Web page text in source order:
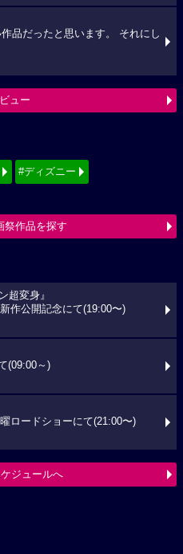
品だったと思います。 それにし
ュー
#ディズニー
祭作品を探す
超変身』
作公開記念にて(19:00〜)
(09:00～)
ロードショーにて(21:00〜)
ジュールへ